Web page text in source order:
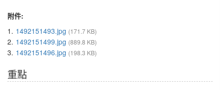
附件:
1. 1492151493.jpg (171.7 KB)
2. 1492151499.jpg (889.8 KB)
3. 1492151496.jpg (198.3 KB)
重點